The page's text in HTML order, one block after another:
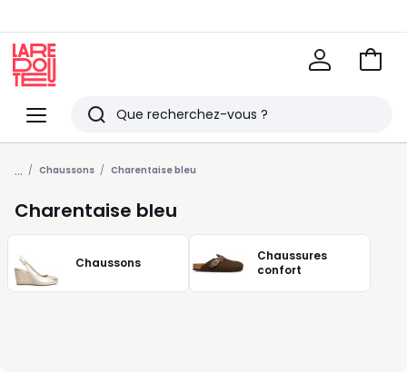
Menu
Redoute
Rechercher
Derniers
articles
vus
Voir
... Chaussons Charentaise bleu
Charentaise bleu
Chaussons
Chaussures
confort